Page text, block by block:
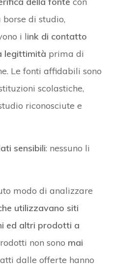
di studio,
i link di contatto
legittimità prima di
Le fonti affidabili sono
scolastiche,
riconosciute e
sensibili: nessuno li
modo di analizzare
utilizzavano siti
ed altri prodotti a
non sono mai
dalle offerte hanno